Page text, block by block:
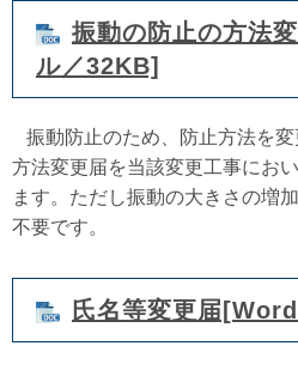
振動の防止の方法
ル／32KB]
振動防止のため、防止方法を
方法変更届を当該変更工事にお
ます。ただし振動の大きさの増
不要です。
氏名等変更届